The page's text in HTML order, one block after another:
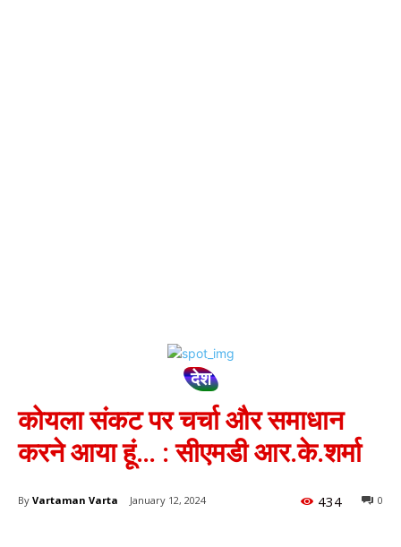
देश
कोयला संकट पर चर्चा और समाधान
करने आया हूं… : सीएमडी आर.के.शर्मा
By Vartaman Varta January 12, 2024 0
434